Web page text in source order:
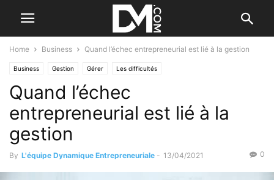
Home Business Quand l’échec entrepreneurial est lié à la gestion
Business Gestion Gérer Les difficultés
Quand l’échec
entrepreneurial est lié à la
gestion
By L'équipe Dynamique Entrepreneuriale - 13/04/2021 0